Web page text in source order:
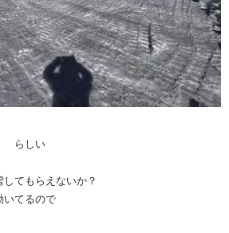
らしい
てもらえないか？
いてるので